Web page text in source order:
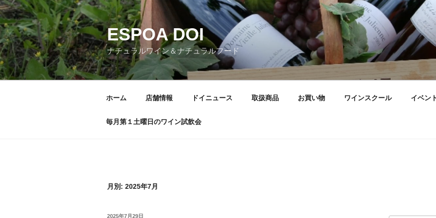
コ
ン
テ
ン
ツ
へ
ス
ESPOA DOI
ナチュラルワイン＆ナチュラルフード
ホーム 店舗情報 ドイニュース 取扱商品 お買い物 ワインスクール イベン
毎月第１土曜日のワイン試飲会
月別: 2025年7月
投
2025年7月29日